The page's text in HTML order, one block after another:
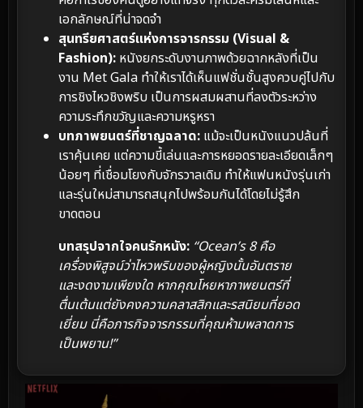
เอกลักษณ์ที่น่าจดจำ
สุนทรียศาสตร์แห่งการจารกรรม (Visual &
Fashion): หนังยกระดับงานภาพด้วยฉากหลังที่เป็น
งาน Met Gala ทำให้เราได้เห็นแฟชั่นชั้นสูงควบคู่ไปกับ
การชิงไหวชิงพริบ เป็นการผสมผสานที่ลงตัวระหว่าง
ความระทึกขวัญและความหรูหรา
บทภาพยนตร์ที่ชาญฉลาด: แม้จะเป็นหนังแนวปล้นที่
เราคุ้นเคย แต่ความขี้เล่นและการหยอดรายละเอียดเล็กๆ
น้อยๆ ที่เชื่อมโยงกับจักรวาลเดิม ทำให้แฟนหนังรุ่นเก่า
และรุ่นใหม่สามารถสนุกไปพร้อมกันได้โดยไม่รู้สึก
ขาดตอน
บทสรุปจากใจคนรักหนัง: “Ocean’s 8 คือ
เครื่องพิสูจน์ว่าไหวพริบของผู้หญิงนั้นอันตราย
และงดงามเพียงใด หากคุณโหยหาภาพยนตร์ที่
ตื่นเต้นแต่ยังคงความคลาสสิกและรสนิยมที่ยอด
เยี่ยม นี่คือภารกิจจารกรรมที่คุณห้ามพลาดการ
เป็นพยาน!”